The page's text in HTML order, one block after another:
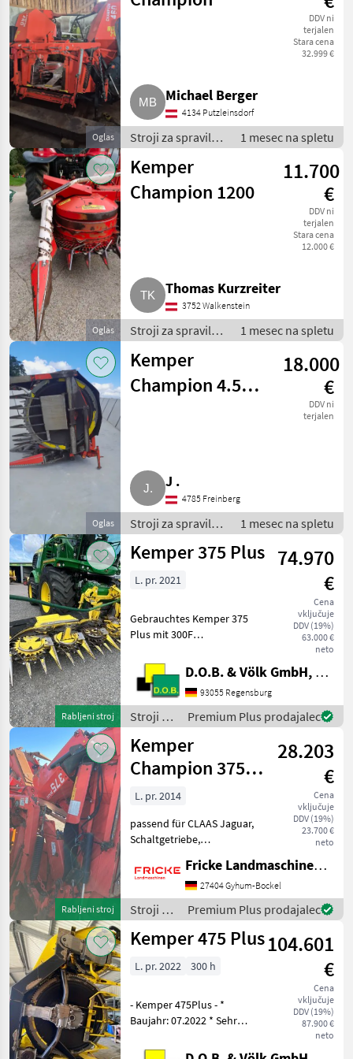
/
Oglas
DDV ni
terjalen
Stara cena
32.999 €
Michael Berger
4134 Putzleinsdorf
Stroji za spravilo -
poljedelstvo /
Adapteri za
kombajn
1 mesec na spletu
Oglas
Kemper
Champion 1200
11.700
€
DDV ni
terjalen
Stara cena
12.000 €
Thomas Kurzreiter
3752 Walkenstein
Stroji za spravilo -
poljedelstvo /
Adapteri za
kombajn
1 mesec na spletu
Oglas
Kemper
Champion 4.500
18.000
€
DDV ni
terjalen
J .
4785 Freinberg
Stroji za spravilo -
poljedelstvo /
Adapteri za
1 mesec na spletu
Rabljeni stroj
Kemper 375 Plus 74.970
€
Cena
vključuje
DDV (19%)
63.000 €
neto
L. pr. 2021
Gebrauchtes Kemper 375
Plus mit 300F
07.2021 * AHC -
Automatische
Höhenführung *
Zünslerbügel * Komfort
Zusatzfahrwerk 300F Das
Maisgebiss
D.O.B. & Völk GmbH, Filiale Regensburg
93055 Regensburg
Stroji za
spravilo
-
poljedelstvo
/
Kemper
Premium Plus prodajalec
Rabljeni stroj
Kemper
Champion 375
plus
28.203
€
Cena
vključuje
DDV (19%)
23.700 €
neto
L. pr. 2014
passend für CLAAS Jaguar,
Schaltgetriebe,
Pendelrahmen,
Transportplane, Kombajn
tip glave: Glava za koruzo
Stroji za spravilo -
poljedelstvo Adapte
Fricke Landmaschinen GmbH
27404 Gyhum-Bockel
Stroji za
spravilo
-
Premium Plus prodajalec
Kemper 475 Plus104.601
€
Cena
vključuje
DDV (19%)
87.900 €
neto
L. pr. 2022 300 h
- Kemper 475Plus - *
Baujahr: 07.2022 * Sehr
Zustand, wie Demo